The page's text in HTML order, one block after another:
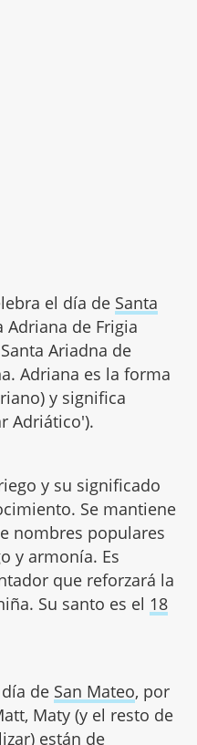
el día de Santa
Adriana de Frigia
Ariadna de
Adriana es la forma
y significa
Adriático').
y su significado
Se mantiene
nombres populares
y armonía. Es
que reforzará la
Su santo es el 18
de San Mateo, por
Maty (y el resto de
están de